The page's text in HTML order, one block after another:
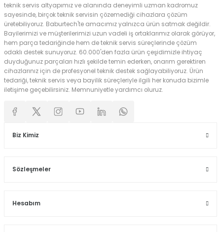
teknik servis altyapımız ve alanında deneyimli uzman kadromuz
sayesinde, birçok teknik servisin çözemediği cihazlara çözüm
üretebiliyoruz. Baburtech'te amacımız yalnızca ürün satmak değildir.
Bayilerimizi ve müşterilerimizi uzun vadeli iş ortaklarımız olarak görüyor,
hem parça tedariğinde hem de teknik servis süreçlerinde çözüm
odaklı destek sunuyoruz. 60.000'den fazla ürün çeşidimizle ihtiyaç
duyduğunuz parçaları hızlı şekilde temin ederken, onarım gerektiren
cihazlarınız için de profesyonel teknik destek sağlayabiliyoruz. Ürün
tedariği, teknik servis veya bayilik süreçleriyle ilgili her konuda bizimle
iletişime geçebilirsiniz. Memnuniyetle yardımcı oluruz.
Biz Kimiz
Sözleşmeler
Hesabım